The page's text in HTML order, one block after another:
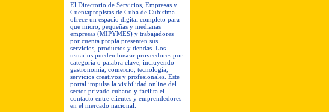
El Directorio de Servicios, Empresas y
Cuentapropistas de Cuba de Cubisima
ofrece un espacio digital completo para
que micro, pequeñas y medianas
empresas (MIPYMES) y trabajadores
por cuenta propia presenten sus
servicios, productos y tiendas. Los
usuarios pueden buscar proveedores por
categoría o palabra clave, incluyendo
gastronomía, comercio, tecnología,
servicios creativos y profesionales. Este
portal impulsa la visibilidad online del
sector privado cubano y facilita el
contacto entre clientes y emprendedores
en el mercado nacional.